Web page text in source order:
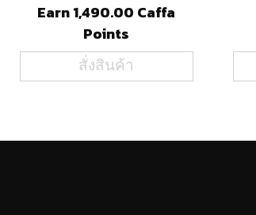
Earn 1,490.00 Caffa
Points
สั่งสินค้า